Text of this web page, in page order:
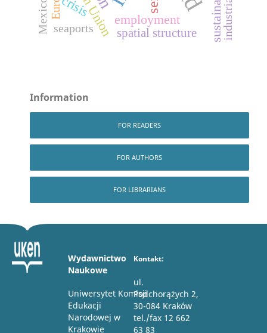
employment
crisis
spatial structure
seaports
Mexico
Information
FOR READERS
FOR AUTHORS
FOR LIBRARIANS
Wydawnictwo
Naukowe
Uniwersytet Komisji
Edukacji
Narodowej w
Krakowie
Kontakt:
ul.
Podchorążych 2,
30-084 Kraków
tel./fax 12 662
63 83